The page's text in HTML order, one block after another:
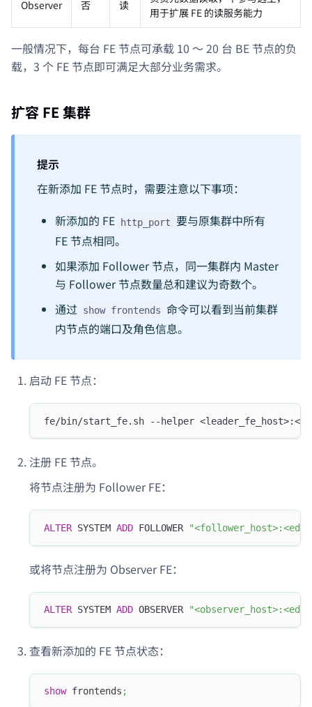
Observer 否 读
用于扩展 FE 的读服务能力
一般情况下，每台 FE 节点可承载 10 ～ 20 台 BE 节点的负
载，3 个 FE 节点即可满足大部分业务需求。
扩容 FE 集群
提示
在新添加 FE 节点时，需要注意以下事项：
新添加的 FE http_port
要与原集群中所有
FE 节点相同。
如果添加 Follower 节点，同一集群内 Master
与 Follower 节点数量总和建议为奇数个。
通过
show frontends 命令可以看到当前集群
内节点的端口及角色信息。
启动 FE 节点：
fe/bin/start_fe.sh --helper
注册 FE 节点。
将节点注册为 Follower FE：
ALTER SYSTEM ADD FOLLOWER
或将节点注册为 Observer FE：
ALTER SYSTEM ADD OBSERVER
查看新添加的 FE 节点状态：
show frontends ;